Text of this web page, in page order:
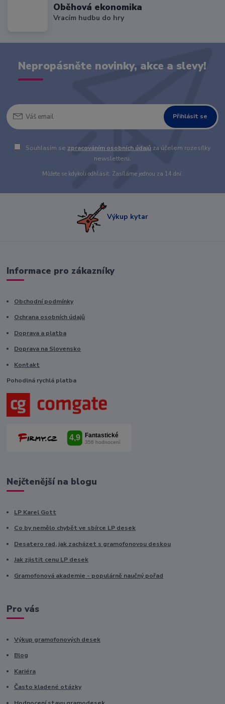
Oběhová ekonomika
Vracím hudbu do hry
Nepropásněte novinky, akce a slevy!
Přihlásit se
Souhlasím se zpracováním osobních údajů za účelem rozesílky
newsletteru.
Můžete se kdykoli odhlásit. Zasíláme jednou za 14 dní.
Výkup kytar
Informace pro zákazníky
Obchodní podmínky
Ochrana osobních údajů
Doprava a platba
Doprava na Slovensko
Kontakt
Pohodlná rychlá platba
Nejčtenější na blogu
LP Karel Gott
Co by nemělo chybět ve sbírce LP desek
Desatero rad, jak zacházet s gramofonovou deskou
Jak zjistit cenu LP desek
Gramofonová akademie - populárně naučný pořad
Pro vás
Výkup gramofonových desek
Blog
Kariéra
Často kladené otázky